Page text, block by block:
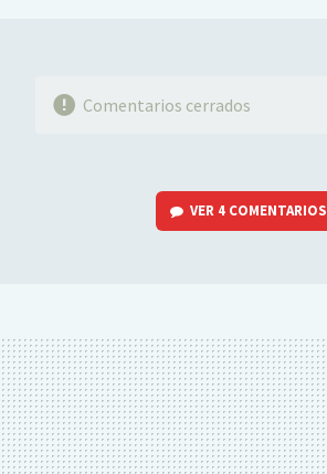
Comentarios cerrados
VER 4 COMENTARIOS